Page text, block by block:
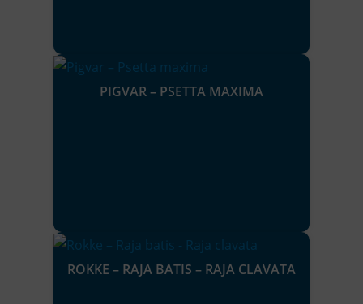
PIGVAR – PSETTA MAXIMA
ROKKE – RAJA BATIS – RAJA CLAVATA